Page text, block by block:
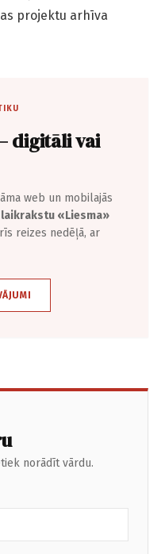
projektu arhīva
digitāli vai
web un mobilajās
«Liesma»
reizes nedēļā, ar
norādīt vārdu.